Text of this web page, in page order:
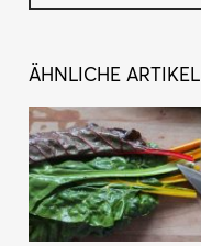
ÄHNLICHE ARTIKEL